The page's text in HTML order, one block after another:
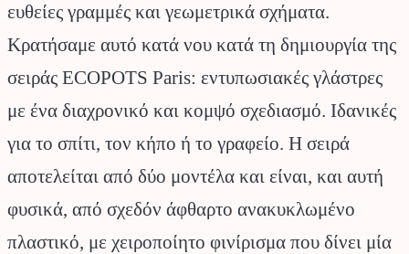
ευθείες γραμμές και γεωμετρικά σχήματα.
Κρατήσαμε αυτό κατά νου κατά τη δημιουργία της
σειράς ECOPOTS Paris: εντυπωσιακές γλάστρες
με ένα διαχρονικό και κομψό σχεδιασμό. Ιδανικές
για το σπίτι, τον κήπο ή το γραφείο. Η σειρά
αποτελείται από δύο μοντέλα και είναι, και αυτή
φυσικά, από σχεδόν άφθαρτο ανακυκλωμένο
πλαστικό, με χειροποίητο φινίρισμα που δίνει μία